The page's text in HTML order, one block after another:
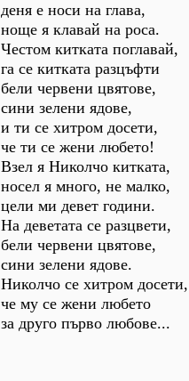
деня е носи на глава,
ноще я клавай на роса.
Честом китката поглавай,
га се китката разцъфти
бели червени цвятове,
сини зелени ядове,
и ти се хитром досети,
че ти се жени любето!
Взел я Николчо китката,
носел я много, не малко,
цели ми девет години.
На деветата се разцвети,
бели червени цвятове,
сини зелени ядове.
Николчо се хитром досети,
че му се жени любето
за друго първо любове...